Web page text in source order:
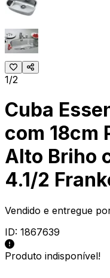
1/2
Cuba
com 18cm
Alto Briho
4.1/2
Vendido e entregue
ID: 1867639
Produto indisponível!